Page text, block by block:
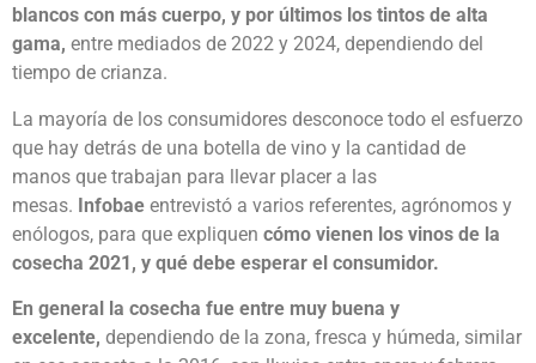
blancos con más cuerpo, y por últimos los tintos de alta
gama, entre mediados de 2022 y 2024, dependiendo del
tiempo de crianza.
La mayoría de los consumidores desconoce todo el esfuerzo
que hay detrás de una botella de vino y la cantidad de
manos que trabajan para llevar placer a las
mesas. Infobae entrevistó a varios referentes, agrónomos y
enólogos, para que expliquen cómo vienen los vinos de la
cosecha 2021, y qué debe esperar el consumidor.
En general la cosecha fue entre muy buena y
excelente, dependiendo de la zona, fresca y húmeda, similar